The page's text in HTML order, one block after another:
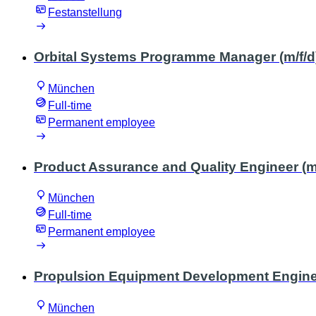
Festanstellung
Orbital Systems Programme Manager (m/f/
München
Full-time
Permanent employee
Product Assurance and Quality Engineer
München
Full-time
Permanent employee
Propulsion Equipment Development
München